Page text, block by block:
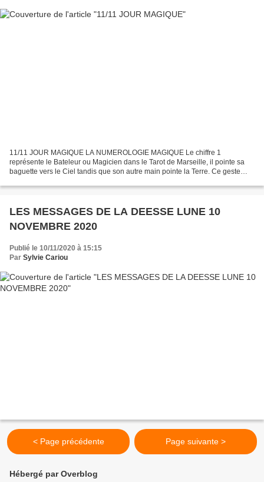
11/11 JOUR MAGIQUE LA NUMEROLOGIE MAGIQUE Le chiffre 1
représente le Bateleur ou Magicien dans le Tarot de Marseille, il pointe sa
baguette vers le Ciel tandis que son autre main pointe la Terre. Ce geste
LES MESSAGES DE LA DEESSE LUNE 10
NOVEMBRE 2020
Publié le 10/11/2020 à 15:15
Par Sylvie Cariou
< Page précédente Page suivante >
Hébergé par Overblog